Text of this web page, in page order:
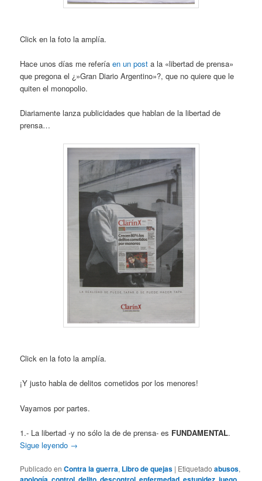
Click en la foto la amplía.
Hace unos días me referíaen un post a la «libertad de prensa»
que pregona el ¿»Gran Diario Argentino»?, que no quiere que le
quiten el monopolio.
Diariamente lanza publicidades que hablan de la libertad de
prensa…
Click en la foto la amplía.
¡Y justo habla de delitos cometidos por los menores!
Vayamos por partes.
1.- La libertad -y no sólo la de de prensa- es FUNDAMENTAL.
Sigue leyendo →
Publicado en Contra la guerra, Libro de quejas | Etiquetado abusos,
, , , , , ,